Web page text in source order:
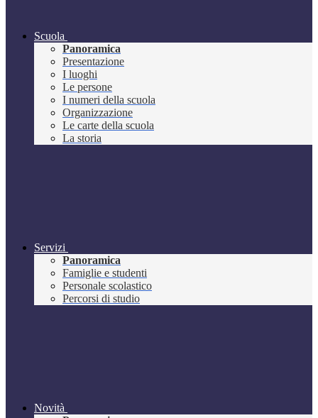
Scuola
Panoramica
Presentazione
I luoghi
Le persone
I numeri della scuola
Organizzazione
Le carte della scuola
La storia
Servizi
Panoramica
Famiglie e studenti
Personale scolastico
Percorsi di studio
Novità